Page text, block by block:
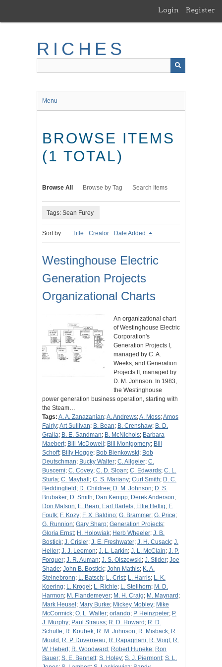
main
Login Register
RICHES
Menu
BROWSE ITEMS
(1 TOTAL)
Browse All Browse by Tag Search Items
Tags: Sean Furey
Sort by: Title Creator Date Added
Westinghouse Electric
Generation Projects
Organizational Charts
An organizational chart
of Westinghouse Electric
Corporation's
Generation Projects I,
managed by C. A.
Weeks, and Generation
Projects II, managed by
D. M. Johnson. In 1983,
the Westinghouse
power generation business operation, starting with
the Steam…
Tags: A. A. Zanazanian;A. Andrews;A. Moss;Amos
Fairly;Art Sullivan; B. Bean; B. Crenshaw; B. D.
Gralla; B. E. Sandman; B. McNichols; Barbara
Maebert; Bill McDowell ; Bill Montgomery; Bill
Schoff; Billy Hogge; Bob Bienkowski; Bob
Deutschman; Bucky Walter; C. Allgeier; C.
Buscemi; C. Covey; C. D. Sloan; C. Edwards; C. L.
Sturla; C. Mayhall ; C. S. Mariany; Curt Smith; D. C.
Beddingfield ; D. Childree; D. M. Johnson; D. S.
Brubaker; D. Smith; Dan Kenipp; Derek Anderson;
Don Matson; E. Bean; Earl Bartels; Ellie Hettig; F.
Foulk; F. Kozy; F. X. Baldino; G. Brammer; G. Price;
G. Runnion; Gary Sharp; Generation Projects;
Gloria Ernst; H. Holowiak; Herb Wheeler; J. B.
Bostick; J. Crisler; J. E. Freshwater; J. H. Cusack; J.
Heller; J. J. Leemon; J. L. Larkin; J. L. McClain; J. P.
Forquer; J. R. Auman; J. S. Olszewski; J. Stider; Joe
Shade; John B. Bostick; John Mathis; K. A.
Steinebronn; L. Batsch; L. Crist; L. Harris; L. K.
Koering; L. Krogel ; L. Richie; L. Stellhorn; M. D.
Harmon; M. Flandemeyer; M. H. Craig; M. Maynard ;
Mark Heusel ; Mary Burke; Mickey Mobley; Mike
McCormick; O. L. Walter; orlando; P. Heinzpeter; P.
J. Murphy; Paul Strauss; R. D. Howard ; R. D.
Schulte; R. Koubek; R. M. Johnson; R. Misback; R.
Mould ; R. P. Duverneau; R. Rapagnani; R. Voigt; R.
W. Hebert; R. Woodward ; Robert Huneke; Ron
Bauer; S. E. Bennett; S. Holey; S. J. Piermont; S. L.